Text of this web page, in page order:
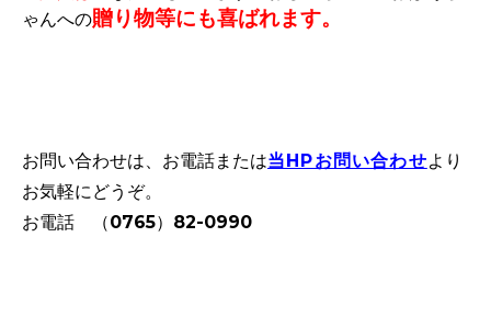
ゃんへの贈り物等にも喜ばれます。
お問い合わせは、お電話または当HPお問い合わせより
お気軽にどうぞ。
お電話 （0765）82-0990